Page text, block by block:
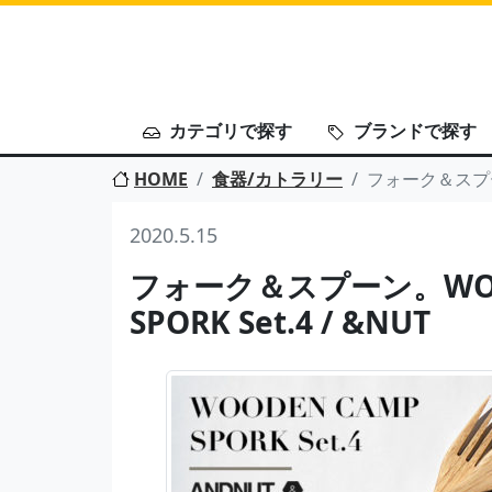
カテゴリで探す
ブランドで探す
HOME
食器/カトラリー フォーク＆ス
2020.5.15
フォーク＆スプーン。
SPORK Set.4 / &NUT